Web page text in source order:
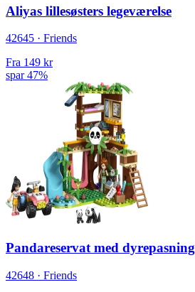
Aliyas lillesøsters legeværelse
42645 · Friends
Fra 149 kr
spar 47%
Pandareservat med dyrepasning
42648 · Friends